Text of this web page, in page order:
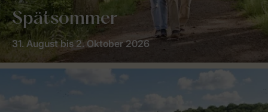
Spätsommer
31. August bis 2. Oktober 2026